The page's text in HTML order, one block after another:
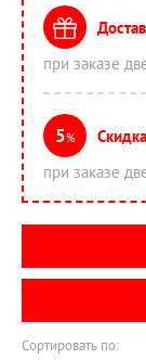
Сортировать по:
при заказе
5%
Скидка
при заказе